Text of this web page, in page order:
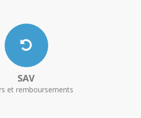
SAV
et remboursements